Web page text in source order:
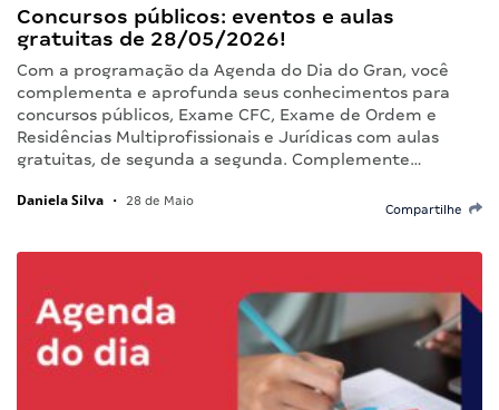
Concursos públicos: eventos e aulas
gratuitas de 28/05/2026!
Com a programação da Agenda do Dia do Gran, você
complementa e aprofunda seus conhecimentos para
concursos públicos, Exame CFC, Exame de Ordem e
Residências Multiprofissionais e Jurídicas com aulas
gratuitas, de segunda a segunda. Complemente…
Daniela Silva • 28 de Maio
Compartilhe